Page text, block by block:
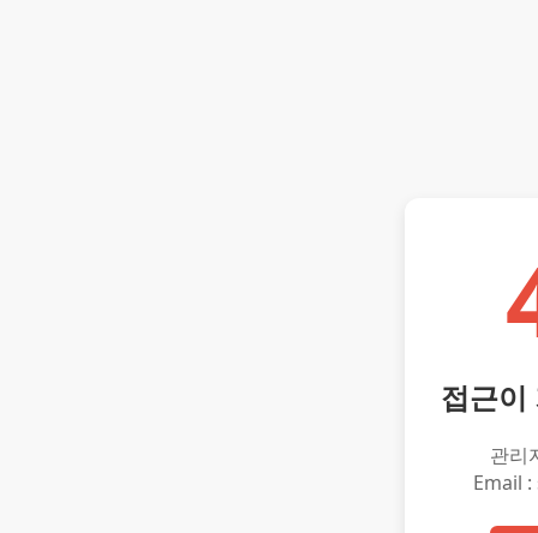
접근이
관리
Email